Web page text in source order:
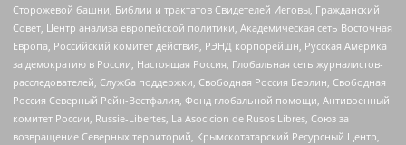
Сторожевой башни, Библии и трактатов Свидетелей Иеговы, Гражданский
Совет, Центр анализа европейской политики, Академическая сеть Восточная
Европа, Российский комитет действия, РЭНД корпорейшн, Русская Америка
за демократию в России, Настоящая Россия, Глобальная сеть журналистов-
расследователей, Служба поддержки, Свободная Россия Берлин, Свободная
Россия Северный Рейн-Вестфалия, Фонд глобальной помощи, Антивоенный
комитет России, Russie-Libertes, La Asocicion de Rusos Libres, Союз за
возвращение Северных территорий, Крымскотатарский Ресурсный Центр,